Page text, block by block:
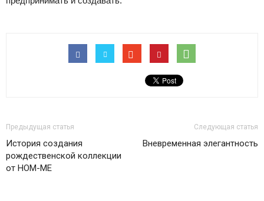
Предыдущая статья
История создания
рождественской коллекции
от HOM-ME
Следующая статья
Вневременная элегантность